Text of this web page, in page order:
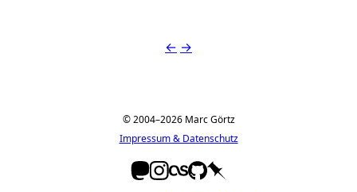
← →
© 2004–2026 Marc Görtz
Impressum & Datenschutz